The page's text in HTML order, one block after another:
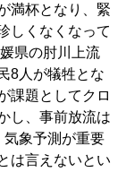
満杯となり、緊
しくなくなって
県の肘川上流
8人が犠牲とな
課題としてクロ
し、事前放流は
気象予測が重要
は言えないとい